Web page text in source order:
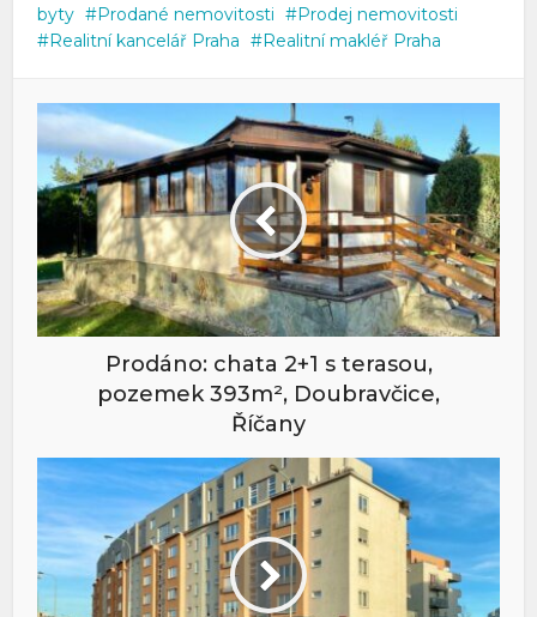
byty
Prodané nemovitosti
Prodej nemovitosti
Realitní kancelář Praha
Realitní makléř Praha
Prodáno: chata 2+1 s terasou,
pozemek 393m², Doubravčice,
Říčany